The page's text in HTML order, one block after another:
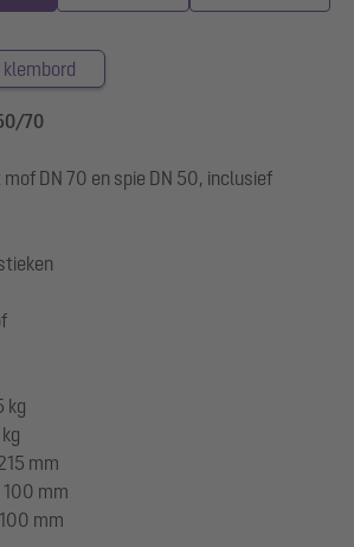
klembord
70
DN 70 en spie DN 50, inclusief
kg
mm
100 mm